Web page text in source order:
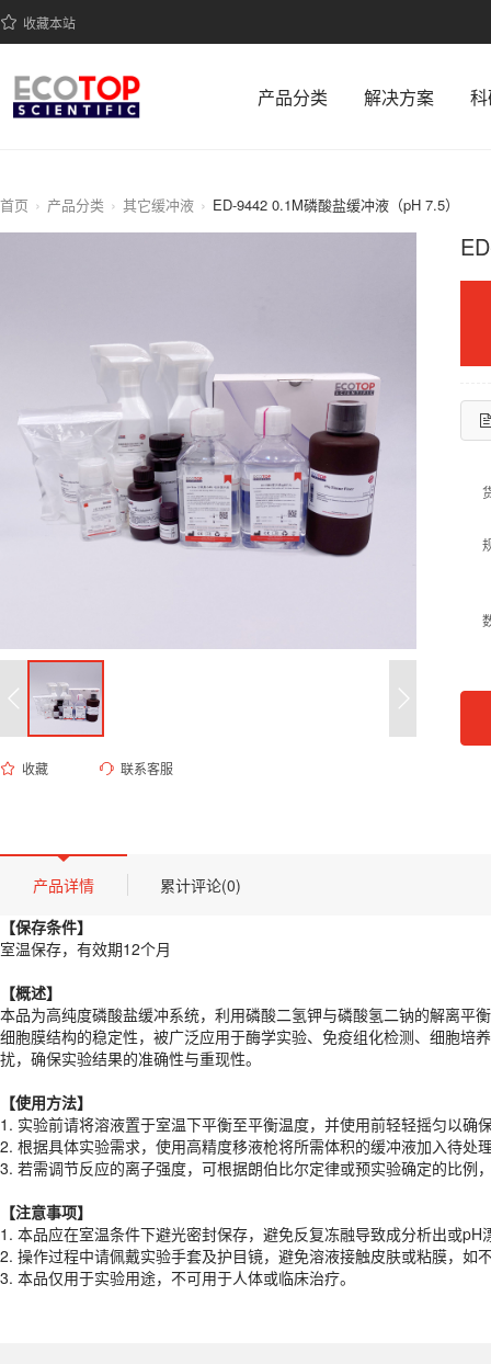
收藏本站
产品分类 解决方案
首页 产品分类 其它缓冲液 ED-9442 0.1M磷酸盐缓冲液（pH 7.5）
收藏 联系客服
产品描述
【保存条件】
室温保存，有效期12个月
【概述】
【使用方法】
1. 实验前请将溶液置于室温下平衡至平衡温度，并使用前轻轻摇匀以确
2. 根据具体实验需求，使用高精度移液枪将所需体积的缓冲液加入待处
【注意事项】
1. 本品应在室温条件下避光密封保存，避免反复冻融导致成分析出或
2. 操作过程中请佩戴实验手套及护目镜，避免溶液接触皮肤或粘膜，如
产品规格
货期
1-2天
规格
500mL
应用领域
产品详情
累计评论(0)
【保存条件】
室温保存，有效期12个月
【概述】
本品为高纯度磷酸盐缓冲系统，利用磷酸二氢钾与磷酸氢二钠的解离平
细胞膜结构的稳定性，被广泛应用于酶学实验、免疫组化检测、细胞培
扰，确保实验结果的准确性与重现性。
【使用方法】
1. 实验前请将溶液置于室温下平衡至平衡温度，并使用前轻轻摇匀以确
2. 根据具体实验需求，使用高精度移液枪将所需体积的缓冲液加入待处
3. 若需调节反应的离子强度，可根据朗伯比尔定律或预实验确定的比
【注意事项】
1. 本品应在室温条件下避光密封保存，避免反复冻融导致成分析出或
2. 操作过程中请佩戴实验手套及护目镜，避免溶液接触皮肤或粘膜，
3. 本品仅用于实验用途，不可用于人体或临床治疗。